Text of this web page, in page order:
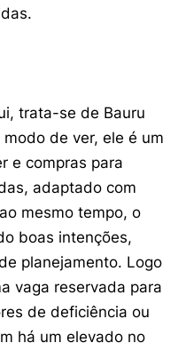
trata-se de Bauru
de ver, ele é um
e compras para
adaptado com
mesmo tempo, o
boas intenções,
planejamento. Logo
vaga reservada para
de deficiência ou
há um elevado no